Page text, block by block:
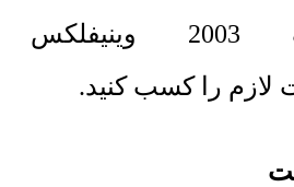
کلاسیک 2003 وینیفلکس
لازم را کسب کنید.